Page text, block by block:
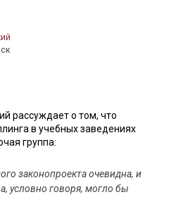
рассуждает о том, что
в учебных заведениях
группа:
законопроекта очевидна, и
условно говоря, могло бы